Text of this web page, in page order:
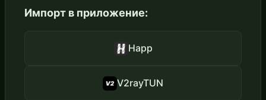
Импорт в приложение:
Happ
V2rayTUN